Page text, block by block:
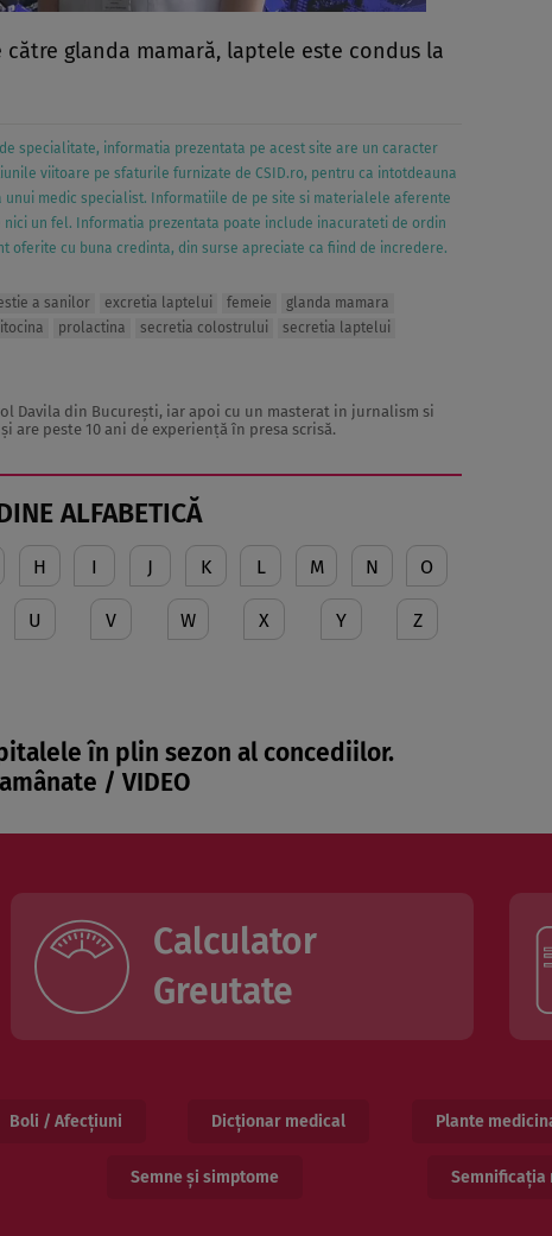
glanda mamară, laptele este condus la
specialitate, informatia prezentata pe acest site are un caracter
viitoare pe sfaturile furnizate de CSID.ro, pentru ca intotdeauna
medic specialist. Informatiile de pe site si materialele aferente
un fel. Informatia prezentata poate include inacurateti de ordin
oferite cu buna credinta, din surse apreciate ca fiind de incredere.
a sanilor excretia laptelui femeie
glanda mamara
prolactina secretia colostrului secretia laptelui
Davila din Bucureşti, iar apoi cu un masterat in jurnalism si
are peste 10 ani de experienţă în presa scrisă.
ALFABETICĂ
H I J K L M N O
U V W X Y Z
în plin sezon al concediilor.
/ VIDEO
Calculator
Greutate
Boli / Afecțiuni Dicționar medical Plante
Semne și simptome Semnificația